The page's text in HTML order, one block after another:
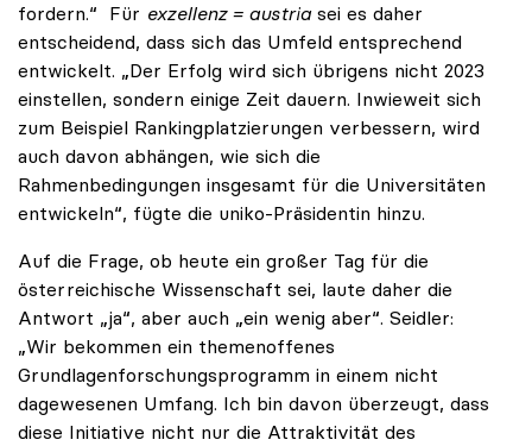
fordern.“ Für exzellenz = austriasei es daher
entscheidend, dass sich das Umfeld entsprechend
entwickelt. „Der Erfolg wird sich übrigens nicht 2023
einstellen, sondern einige Zeit dauern. Inwieweit sich
zum Beispiel Rankingplatzierungen verbessern, wird
auch davon abhängen, wie sich die
Rahmenbedingungen insgesamt für die Universitäten
entwickeln“, fügte die uniko-Präsidentin hinzu.
Auf die Frage, ob heute ein großer Tag für die
österreichische Wissenschaft sei, laute daher die
Antwort „ja“, aber auch „ein wenig aber“. Seidler:
„Wir bekommen ein themenoffenes
Grundlagenforschungsprogramm in einem nicht
dagewesenen Umfang. Ich bin davon überzeugt, dass
diese Initiative nicht nur die Attraktivität des